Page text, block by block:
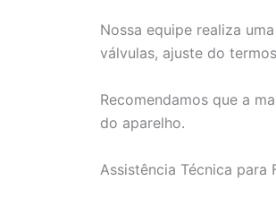
Nossa equipe realiza
válvulas, ajuste do
Recomendamos que a
do aparelho.
Assistência Técnica para